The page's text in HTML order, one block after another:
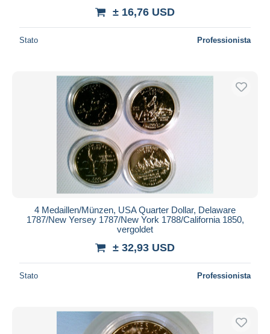
± 16,76 USD
Stato Professionista
4 Medaillen/Münzen, USA Quarter Dollar, Delaware
1787/New Yersey 1787/New York 1788/California 1850,
vergoldet
± 32,93 USD
Stato Professionista